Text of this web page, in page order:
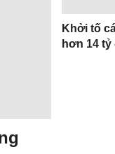
Khởi tố
hơn 14 tỷ